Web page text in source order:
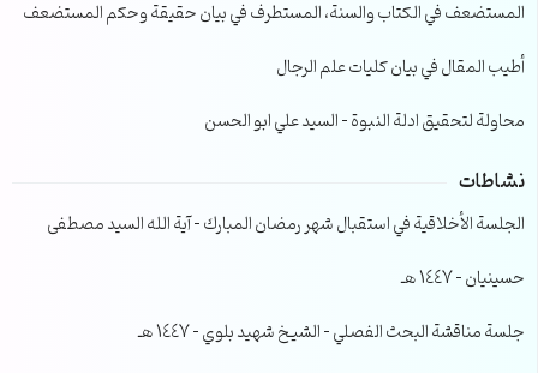
المستضعف في الكتاب والسنة، المستطرف في بيان حقيقة وحكم المستضعف
أطيب المقال في بيان كليات علم الرجال
محاولة لتحقيق ادلة النبوة – السيد علي ابو الحسن
نشاطات
الجلسة الأخلاقية في استقبال شهر رمضان المبارك – آية الله السيد مصطفى
حسينيان – 1447 هـ
جلسة مناقشة البحث الفصلي – الشيخ شهيد بلوي – 1447 هـ